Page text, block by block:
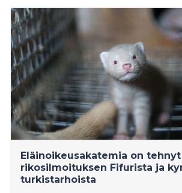
Eläinoikeusakatemia on tehnyt
rikosilmoituksen Fifurista ja
turkistarhoista